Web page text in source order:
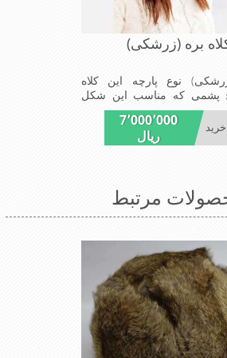
بره (زرشکی)
نوع پارچه این کلاه
پشمی که مناسب این شکل
شیک و مناسب افراد خوش
,بافتی مناسب , سبکی,
از دیگر خصوصیات این کلاه
7٬000٬000
ریال
خرید
مرتبط